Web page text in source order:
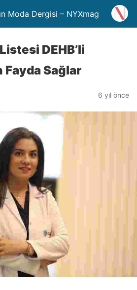
Moda Dergisi – NYXmag
DEHB’li
Sağlar
6 yıl önce